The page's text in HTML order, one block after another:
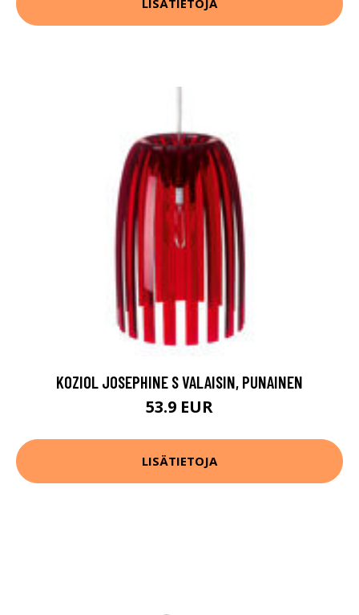
LISÄTIETOJA
KOZIOL JOSEPHINE S VALAISIN, PUNAINEN
53.9 EUR
LISÄTIETOJA